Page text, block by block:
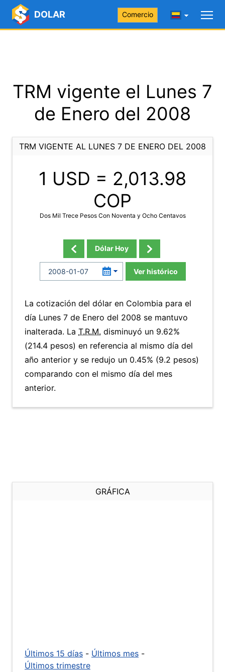
DOLAR Comercio
TRM vigente el Lunes 7
de Enero del 2008
TRM VIGENTE AL LUNES 7 DE ENERO DEL 2008
1 USD = 2,013.98
COP
Dos Mil Trece Pesos Con Noventa y Ocho Centavos
Dólar Hoy
Ver histórico
La cotización del dólar en Colombia para el
día Lunes 7 de Enero del 2008 se mantuvo
inalterada. La T.R.M. disminuyó un 9.62%
(214.4 pesos) en referencia al mismo día del
año anterior y se redujo un 0.45% (9.2 pesos)
comparando con el mismo día del mes
anterior.
GRÁFICA
Últimos 15 días - Últimos mes -
Últimos trimestre